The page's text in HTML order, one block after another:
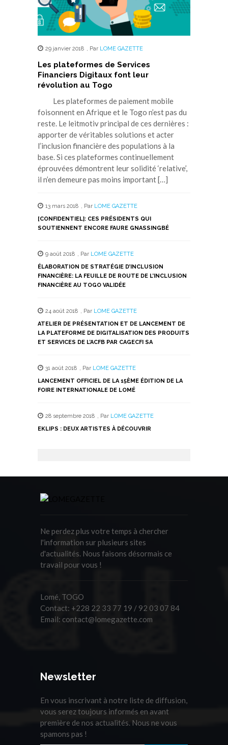
29 janvier 2018 , Par LOME GAZETTE
Les plateformes de Services
Financiers Digitaux font leur
révolution au Togo
Les plateformes de paiement mobile
foisonnent en Afrique et le Togo n’est pas du
reste. Le leitmotiv principal de ces dernières :
apporter de véritables solutions et acter
l’inclusion financière des populations à la
base. Si ces plateformes continuellement
éprouvées démontrent leur solidité ‘relative’,
il n’en demeure pas moins important […]
13 mars 2018 , Par LOME GAZETTE
[CONFIDENTIEL]: CES PRÉSIDENTS QUI
SOUTIENNENT ENCORE FAURE GNASSINGBÉ
9 août 2018 , Par LOME GAZETTE
ÉLABORATION DE STRATÉGIE D’INCLUSION
FINANCIÈRE: LA FEUILLE DE ROUTE DE L’INCLUSION
FINANCIÈRE AU TOGO VALIDÉE
24 août 2018 , Par LOME GAZETTE
ATELIER DE PRÉSENTATION ET DE LANCEMENT DE
LA PLATEFORME DE DIGITALISATION DES PRODUITS
ET SERVICES DE L’ACFB PAR CAGECFI SA
31 août 2018 , Par LOME GAZETTE
LANCEMENT OFFICIEL DE LA 15ÈME ÉDITION DE LA
FOIRE INTERNATIONALE DE LOMÉ
28 septembre 2018 , Par LOME GAZETTE
EKLIPS : DEUX ARTISTES À DÉCOUVRIR
Ne perdez plus votre temps à chercher
l'information sur plusieurs sites
d'actualités. Nous faisons désormais ce
travail pour vous !
Lomé, TOGO
Contact: +228 22 33 77 19 / 92 03 07 84
Email: contact@lomegazette.com
Newsletter
En vous inscrivant à notre liste de diffusion,
vous serez toujours informés en avant
première de nos actualités. Nous ne vous
spamons pas !